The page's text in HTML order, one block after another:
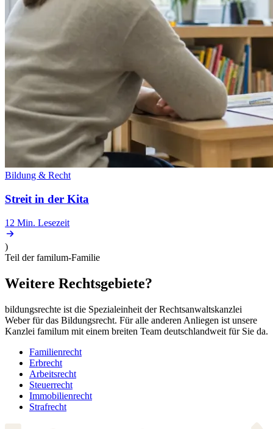
Bildung & Recht
Streit in der Kita
12 Min. Lesezeit
)
Teil der familum-Familie
Weitere Rechtsgebiete?
bildungsrechte ist die Spezialeinheit der Rechtsanwaltskanzlei
Weber für das Bildungsrecht. Für alle anderen Anliegen ist unsere
Kanzlei familum mit einem breiten Team deutschlandweit für Sie da.
Familienrecht
Erbrecht
Arbeitsrecht
Steuerrecht
Immobilienrecht
Strafrecht